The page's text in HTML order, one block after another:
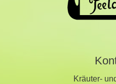
Kräuter-